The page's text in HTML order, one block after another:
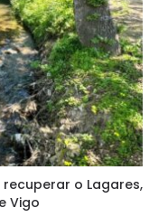
o Lagares,
Vigo